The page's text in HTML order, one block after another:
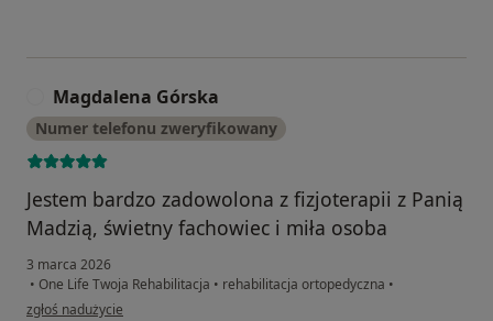
Magdalena Górska
Numer telefonu zweryfikowany
Jestem bardzo zadowolona z fizjoterapii z Panią
Madzią, świetny fachowiec i miła osoba
3 marca 2026
• One Life Twoja Rehabilitacja • rehabilitacja ortopedyczna •
w opinii użytkownika Magdalena Górska
zgłoś nadużycie